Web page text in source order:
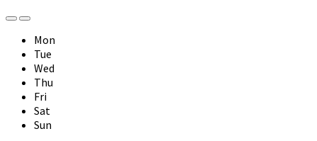
Previous
Month
Next
Month
Mon
Tue
Wed
Thu
Fri
Sat
Sun